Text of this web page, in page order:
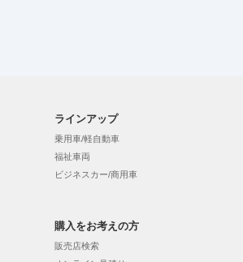
ラインアップ
乗用車/軽自動車
福祉車両
ビジネスカー/商用車
購入をお考えの方
販売店検索